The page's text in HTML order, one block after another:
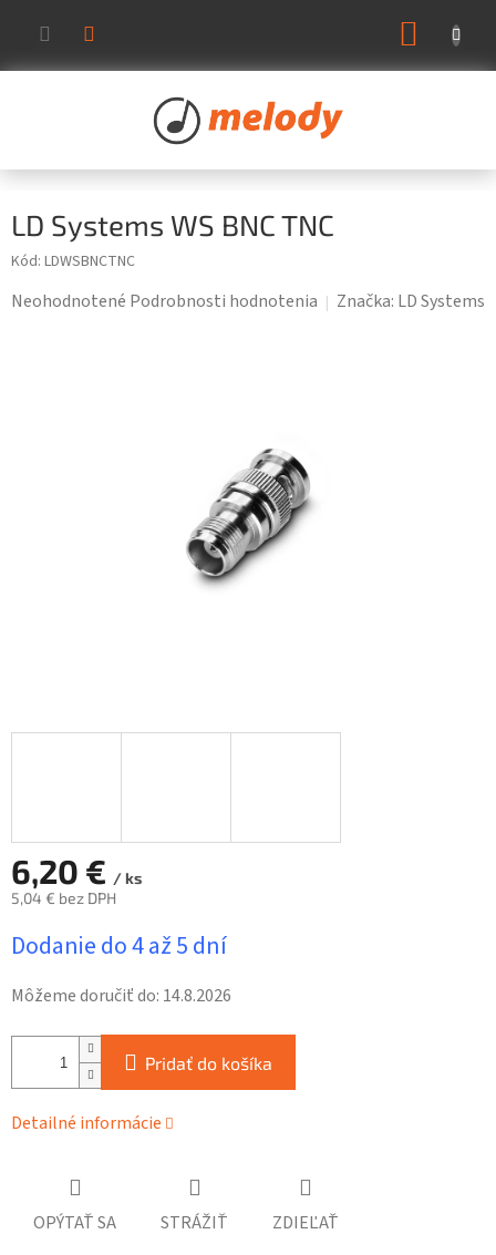
obsah
LD Systems WS BNC TNC
Kód: LDWSBNCTNC
Priemerné
Neohodnotené Podrobnosti hodnotenia Značka: LD Systems
6,20 € / ks
5,04 € bez DPH
cena:
Dodanie do 4 až 5 dní
Môžeme doručiť do: 14.8.2026
Pridať do košíka
Detailné informácie
OPÝTAŤ SA STRÁŽIŤ ZDIEĽAŤ